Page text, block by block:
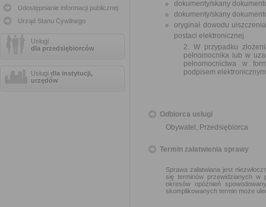
Udostępnianie informacji publicznej
Urząd Stanu Cywilnego
Usługi
dla przedsiębiorców
Usługi dla instytucji,
urzędów
dokumenty/skany
dokumenty/skany
oryginał dowodu
postaci elektronicznej.
2. W przypadku
pełnomocnika lub w
pełnomocnictwa w
podpisem
Odbiorca usługi
Obywatel, Przedsiębiorca
Termin załatwienia sprawy
Sprawa załatwiana jest
się terminów przewidzianych w
okresów opóźnień
skomplikowanych termin może